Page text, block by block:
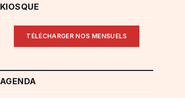
KIOSQUE
TÉLÉCHARGER NOS MENSUELS
AGENDA